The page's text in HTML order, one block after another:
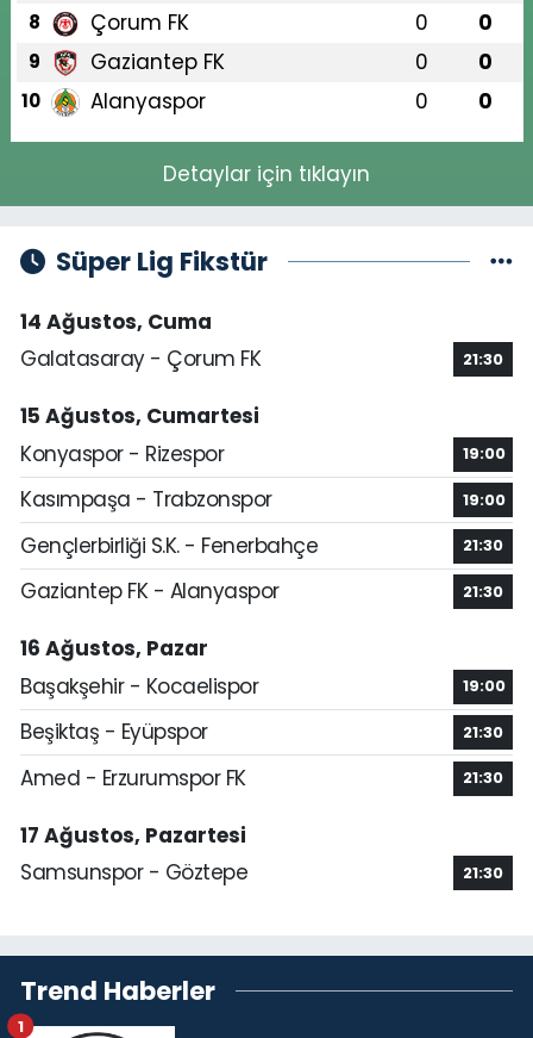
8 Çorum FK 0 0
9 Gaziantep FK 0 0
10 Alanyaspor 0 0
Detaylar için tıklayın
Süper Lig Fikstür
14 Ağustos, Cuma
Galatasaray - Çorum FK
21:30
15 Ağustos, Cumartesi
Konyaspor - Rizespor
19:00
Kasımpaşa - Trabzonspor 19:00
Gençlerbirliği S.K. - Fenerbahçe 21:30
Gaziantep FK - Alanyaspor 21:30
16 Ağustos, Pazar
Başakşehir - Kocaelispor
19:00
Beşiktaş - Eyüpspor 21:30
Amed - Erzurumspor FK 21:30
17 Ağustos, Pazartesi
Samsunspor - Göztepe
21:30
Trend Haberler
1